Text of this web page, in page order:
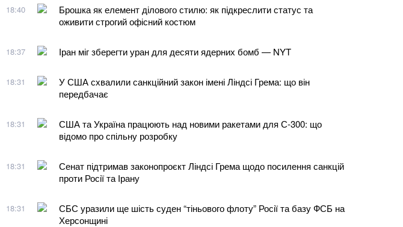
18:40
Брошка як елемент ділового стилю: як підкреслити статус та
оживити строгий офісний костюм
18:37 Іран міг зберегти уран для десяти ядерних бомб — NYT
18:31
У США схвалили санкційний закон імені Ліндсі Грема: що він
передбачає
18:31
США та Україна працюють над новими ракетами для С-300: що
відомо про спільну розробку
18:31
Сенат підтримав законопроєкт Ліндсі Грема щодо посилення санкцій
проти Росії та Ірану
18:31
СБС уразили ще шість суден “тіньового флоту” Росії та базу ФСБ на
Херсонщині